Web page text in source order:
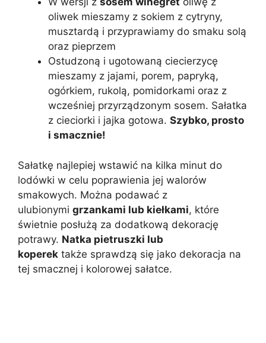
oliwek mieszamy z sokiem z cytryny,
musztardą i przyprawiamy do smaku solą
oraz pieprzem
Ostudzoną i ugotowaną ciecierzycę
mieszamy z jajami, porem, papryką,
ogórkiem, rukolą, pomidorkami oraz z
wcześniej przyrządzonym sosem. Sałatka
z cieciorki i jajka gotowa. Szybko, prosto
i smacznie!
Sałatkę najlepiej wstawić na kilka minut do
lodówki w celu poprawienia jej walorów
smakowych. Można podawać z
ulubionymi grzankami lub kiełkami, które
świetnie posłużą za dodatkową dekorację
potrawy. Natka pietruszki lub
koperek także sprawdzą się jako dekoracja na
tej smacznej i kolorowej sałatce.